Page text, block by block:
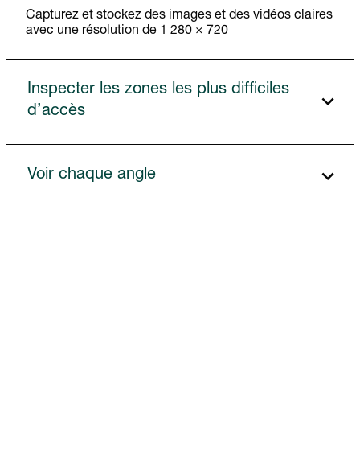
Capturez et stockez des images et des vidéos claires
avec une résolution de 1 280 × 720
Inspecter les zones les plus difficiles
d’accès
Voir chaque angle